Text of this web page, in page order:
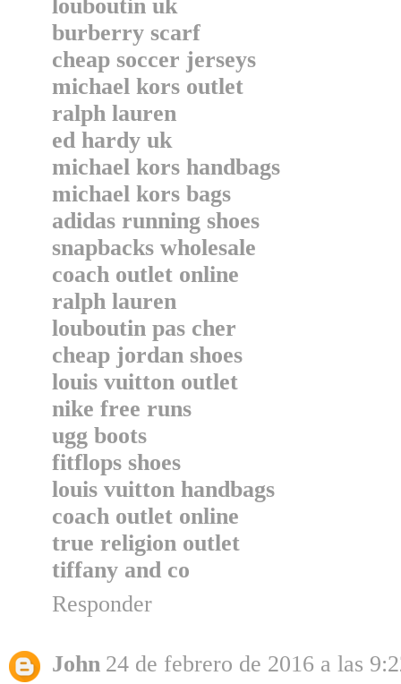
louboutin uk
burberry scarf
cheap soccer jerseys
michael kors outlet
ralph lauren
ed hardy uk
michael kors handbags
michael kors bags
adidas running shoes
snapbacks wholesale
coach outlet online
ralph lauren
louboutin pas cher
cheap jordan shoes
louis vuitton outlet
nike free runs
ugg boots
fitflops shoes
louis vuitton handbags
coach outlet online
true religion outlet
tiffany and co
Responder
John 24 de febrero de 2016 a las